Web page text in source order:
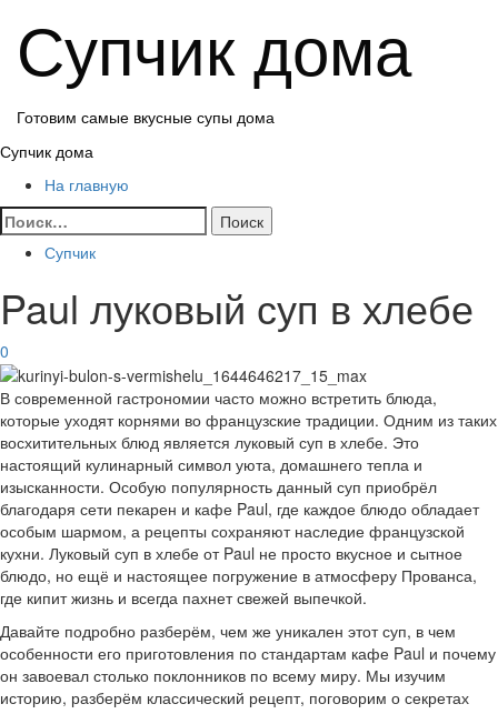
содержимому
Супчик дома
Готовим самые вкусные супы дома
Основное
Супчик дома
На главную
Найти:
Супчик
Paul луковый суп в хлебе
0
В современной гастрономии часто можно встретить блюда,
которые уходят корнями во французские традиции. Одним из таких
восхитительных блюд является луковый суп в хлебе. Это
настоящий кулинарный символ уюта, домашнего тепла и
изысканности. Особую популярность данный суп приобрёл
благодаря сети пекарен и кафе Paul, где каждое блюдо обладает
особым шармом, а рецепты сохраняют наследие французской
кухни. Луковый суп в хлебе от Paul не просто вкусное и сытное
блюдо, но ещё и настоящее погружение в атмосферу Прованса,
где кипит жизнь и всегда пахнет свежей выпечкой.
Давайте подробно разберём, чем же уникален этот суп, в чем
особенности его приготовления по стандартам кафе Paul и почему
он завоевал столько поклонников по всему миру. Мы изучим
историю, разберём классический рецепт, поговорим о секретах